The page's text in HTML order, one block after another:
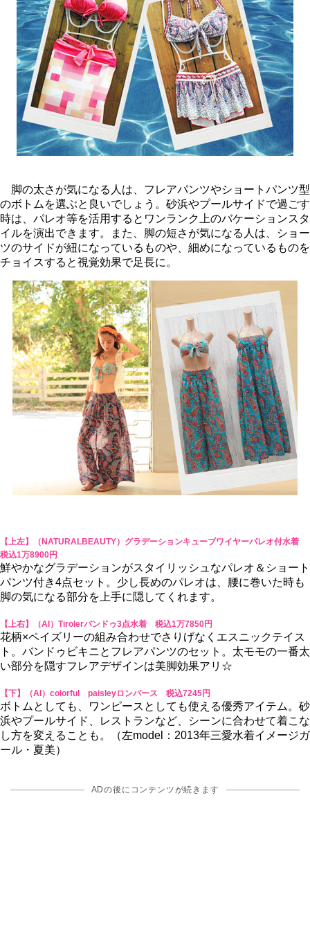
脚の太さが気になる人は、フレアパンツやショートパンツ型
のボトムを選ぶと良いでしょう。砂浜やプールサイドで過ごす
時は、パレオ等を活用するとワンランク上のバケーションスタ
イルを演出できます。また、脚の短さが気になる人は、ショー
ツのサイドが紐になっているものや、細めになっているものを
チョイスすると視覚効果で足長に。
【上左】（NATURALBEAUTY）グラデーションキューブワイヤーパレオ付水着
税込1万8900円
鮮やかなグラデーションがスタイリッシュなパレオ＆ショート
パンツ付き4点セット。少し長めのパレオは、腰に巻いた時も
脚の気になる部分を上手に隠してくれます。
【上右】（AI）Tirolerバンドゥ3点水着 税込1万7850円
花柄×ペイズリーの組み合わせでさりげなくエスニックテイス
ト。バンドゥビキニとフレアパンツのセット。太モモの一番太
い部分を隠すフレアデザインは美脚効果アリ☆
【下】（AI）colorful paisleyロンパース 税込7245円
ボトムとしても、ワンピースとしても使える優秀アイテム。砂
浜やプールサイド、レストランなど、シーンに合わせて着こな
し方を変えることも。（左model：2013年三愛水着イメージガ
ール・夏美）
ADの後にコンテンツが続きます